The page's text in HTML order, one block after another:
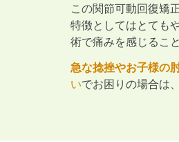
この関節可動回復矯
特徴としてはとても
術で痛みを感じるこ
急な捻挫やお子様の
いでお困りの場合は